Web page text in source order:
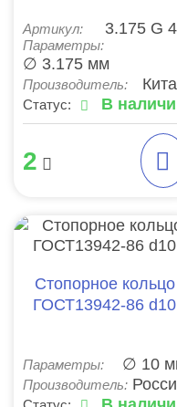
Артикул: 3.175 G
Параметры:
∅ 3.175 мм
Производитель:
Статус: В
2
Стопорное кольцо
ГОСТ13942-86 d10
Параметры: ∅ 10
Производитель: